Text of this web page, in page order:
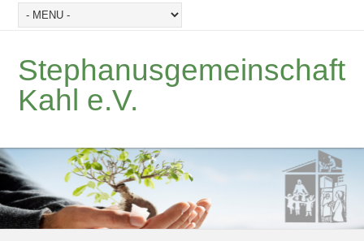
Stephanusgemeinschaft
Kahl e.V.